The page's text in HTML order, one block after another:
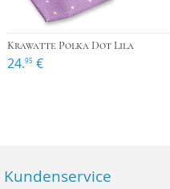
Krawatte Polka Dot Lila
24.95 €
Kundenservice